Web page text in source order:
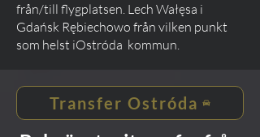
från/till flygplatsen. Lech Wałęsa i
Gdańsk Rębiechowo från vilken punkt
som helst iOstróda kommun.
Transfer Ostróda